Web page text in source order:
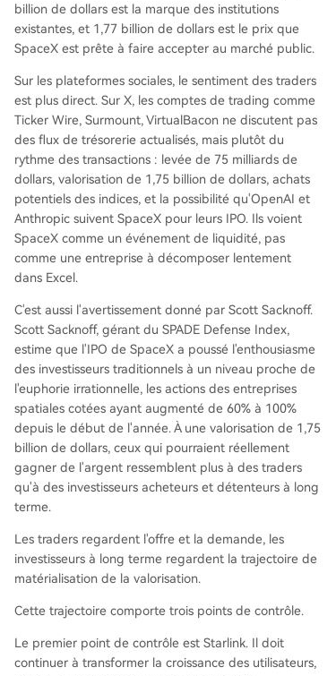
billion de dollars est la marque des institutions
existantes, et 1,77 billion de dollars est le prix que
SpaceX est prête à faire accepter au marché public.
Sur les plateformes sociales, le sentiment des traders
est plus direct. Sur X, les comptes de trading comme
Ticker Wire, Surmount, VirtualBacon ne discutent pas
des flux de trésorerie actualisés, mais plutôt du
rythme des transactions : levée de 75 milliards de
dollars, valorisation de 1,75 billion de dollars, achats
potentiels des indices, et la possibilité qu'OpenAI et
Anthropic suivent SpaceX pour leurs IPO. Ils voient
SpaceX comme un événement de liquidité, pas
comme une entreprise à décomposer lentement
dans Excel.
C'est aussi l'avertissement donné par Scott Sacknoff.
Scott Sacknoff, gérant du SPADE Defense Index,
estime que l'IPO de SpaceX a poussé l'enthousiasme
des investisseurs traditionnels à un niveau proche de
l'euphorie irrationnelle, les actions des entreprises
spatiales cotées ayant augmenté de 60% à 100%
depuis le début de l'année. À une valorisation de 1,75
billion de dollars, ceux qui pourraient réellement
gagner de l'argent ressemblent plus à des traders
qu'à des investisseurs acheteurs et détenteurs à long
terme.
Les traders regardent l'offre et la demande, les
investisseurs à long terme regardent la trajectoire de
matérialisation de la valorisation.
Cette trajectoire comporte trois points de contrôle.
Le premier point de contrôle est Starlink. Il doit
continuer à transformer la croissance des utilisateurs,